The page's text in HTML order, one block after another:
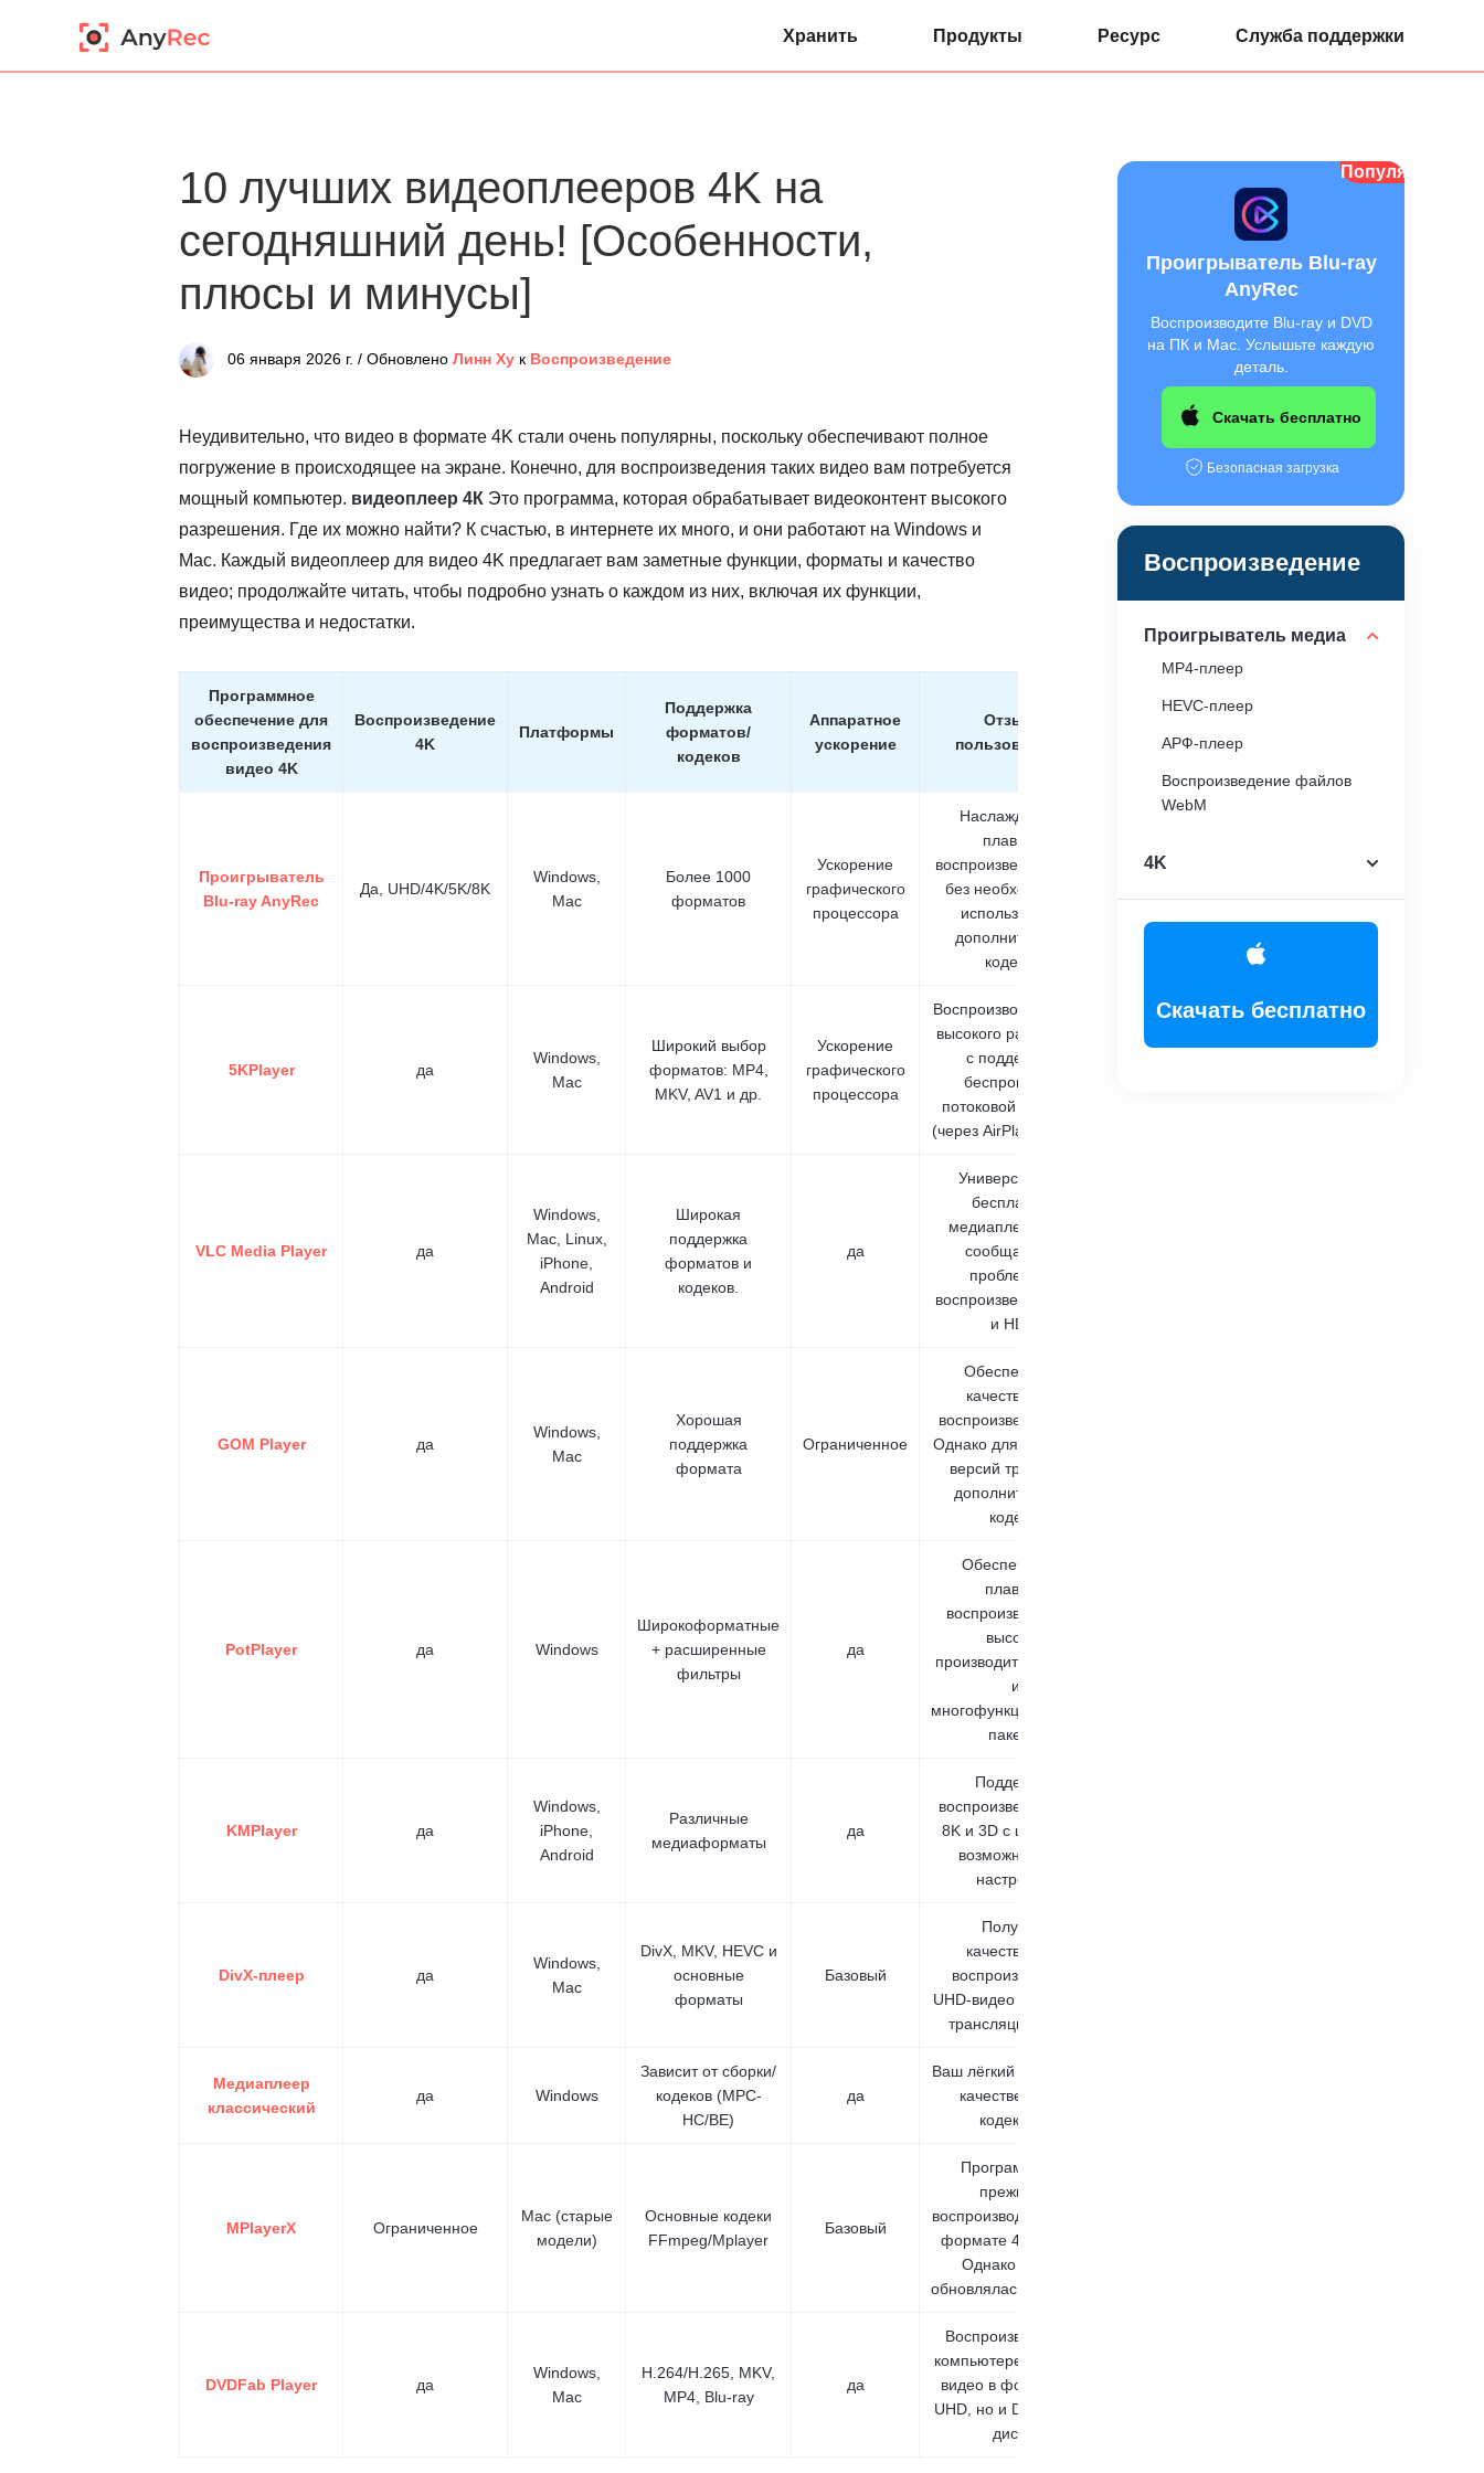
Хранить Продукты Ресурс Служба поддержки
Популярный
Проигрыватель Blu-ray
AnyRec
Воспроизводите Blu-ray и DVD
на ПК и Mac. Услышьте каждую
деталь.
Скачать бесплатно
Безопасная загрузка
Воспроизведение
Проигрыватель медиа
MP4-плеер
HEVC-плеер
АРФ-плеер
Воспроизведение файлов
WebM
DAV
Воспроизведение файлов
4K
Скачать бесплатно
10 лучших видеоплееров 4K на
сегодняшний день! [Особенности,
плюсы и минусы]
06 января 2026 г. / Обновлено Линн Ху к Воспроизведение
Неудивительно, что видео в формате 4K стали очень популярны, поскольку обеспечивают полное
погружение в происходящее на экране. Конечно, для воспроизведения таких видео вам потребуется
мощный компьютер. видеоплеер 4К Это программа, которая обрабатывает видеоконтент высокого
разрешения. Где их можно найти? К счастью, в интернете их много, и они работают на Windows и
Mac. Каждый видеоплеер для видео 4K предлагает вам заметные функции, форматы и качество
видео; продолжайте читать, чтобы подробно узнать о каждом из них, включая их функции,
преимущества и недостатки.
Программное
обеспечение для
воспроизведения
видео 4K
Воспроизведение
4K
Платформы
Поддержка
форматов/
кодеков
Аппаратное
ускорение
Отзывы
пользователей
Проигрыватель
Blu-ray AnyRec
Да, UHD/4K/5K/8K
Windows,
Mac
Более 1000
форматов
Ускорение
графического
процессора
Наслаждайтесь
плавным
воспроизведением 4K
без необходимости
использования
дополнительных
кодеков.
5KPlayer да
Windows,
Mac
Широкий выбор
форматов: MP4,
MKV, AV1 и др.
Ускорение
графического
процессора
Воспроизводите видео
высокого разрешения
с поддержкой
беспроводной
потоковой передачи
(через AirPlay и DLNA).
VLC Media Player да
Windows,
Mac, Linux,
iPhone,
Android
Широкая
поддержка
форматов и
кодеков.
да
Универсальный
бесплатный
медиаплеер. Хотя
сообщается о
проблемах с
воспроизведением 4K
и HDR.
GOM Player да
Windows,
Mac
Хорошая
поддержка
формата
Ограниченное
Обеспечивает
качественное
воспроизведение 4K.
Однако для некоторых
версий требуются
дополнительные
кодеки.
PotPlayer да Windows
Широкоформатные
+ расширенные
фильтры
да
Обеспечивают
плавное
воспроизведение с
высокой
производительностью
и
многофункциональные
пакеты.
KMPlayer да
Windows,
iPhone,
Android
Различные
медиаформаты
да
Поддержка
воспроизведения 4K,
8K и 3D с широкими
возможностями
настройки.
DivX-плеер да
Windows,
Mac
DivX, MKV, HEVC и
основные
форматы
Базовый
Получите
качественное
воспроизведение
UHD-видео и функцию
трансляции DLNA.
Медиаплеер
классический
да Windows
Зависит от сборки/
кодеков (MPC-
HC/BE)
да
Ваш лёгкий 4K-плеер с
качественными
кодеками.
MPlayerX Ограниченное
Mac (старые
модели)
Основные кодеки
FFmpeg/Mplayer
Базовый
Программа по-
прежнему
воспроизводит видео в
формате 4K на Mac.
Однако она не
обновлялась уже 9 лет.
DVDFab Player да
Windows,
Mac
H.264/H.265, MKV,
MP4, Blu-ray
да
Воспроизводите на
компьютере не только
видео в формате 4K
UHD, но и DVD/Blu-ray
диски.